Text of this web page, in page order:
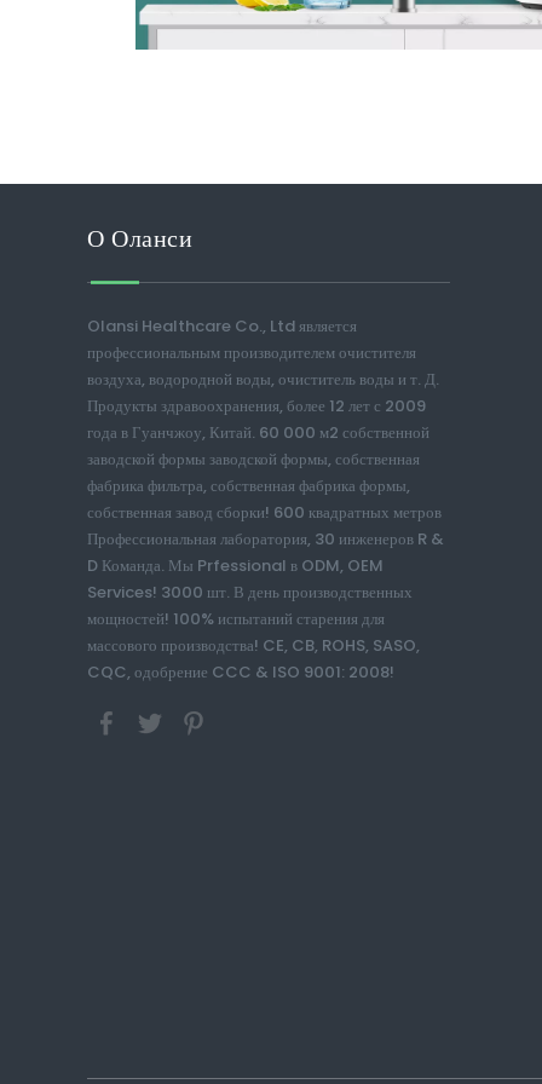
О Оланси
Olansi Healthcare Co., Ltd является
профессиональным производителем очистителя
воздуха, водородной воды, очиститель воды и т. Д.
Продукты здравоохранения, более 12 лет с 2009
года в Гуанчжоу, Китай. 60 000 м2 собственной
заводской формы заводской формы, собственная
фабрика фильтра, собственная фабрика формы,
собственная завод сборки! 600 квадратных метров
Профессиональная лаборатория, 30 инженеров R &
D Команда. Мы Prfessional в ODM, OEM
Services! 3000 шт. В день производственных
мощностей! 100% испытаний старения для
массового производства! CE, CB, ROHS, SASO,
CQC, одобрение CCC & ISO 9001: 2008!